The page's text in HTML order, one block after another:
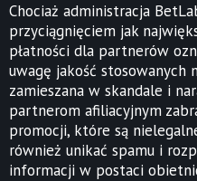
Chociaż administracja
przyciągnięciem jak
płatności dla partnerów
uwagę jakość stosowanych
zamieszana w skandale i
partnerom afiliacyjnym
promocji, które są
również unikać spamu i
informacji w postaci